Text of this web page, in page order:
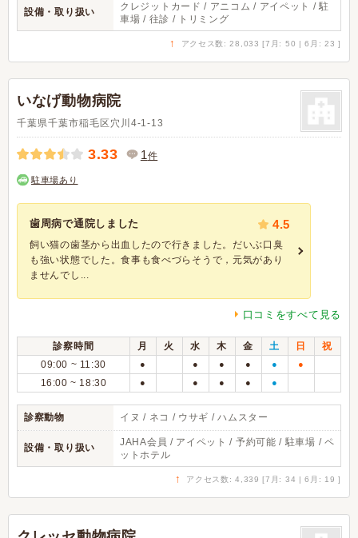
設備・取り扱い
クレジットカード / アニコム / アイペット / 駐
車場 / 往診 / トリミング
↑ アクセス数: 28,033 [7月: 50 | 6月: 23 ]
いなげ動物病院
千葉県千葉市稲毛区穴川4-1-13
3.33 1件
駐車場あり
歯周病で通院しました 4.5
飼い猫の歯茎から出血したので行きました。だいぶ口臭
も強い状態でした。食事も食べづらそうで，元気があり
ませんでし...
口コミをすべて見る
診察時間 月 火 水 木 金 土 日
祝
09:00 ~ 11:30
● ● ● ● ● ●
16:00 ~ 18:30 ● ● ● ● ●
診察動物 イヌ / ネコ / ウサギ / ハムスター
設備・取り扱い
JAHA会員 / アイペット / 予約可能 / 駐車場 / ペ
ットホテル
↑ アクセス数: 4,339 [7月: 34 | 6月: 19 ]